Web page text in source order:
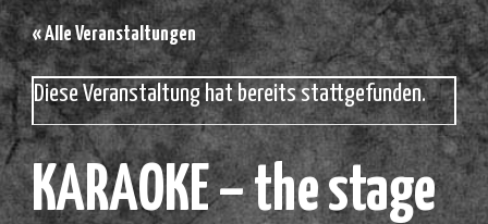
« Alle Veranstaltungen
Diese Veranstaltung hat bereits stattgefunden.
KARAOKE – the stage